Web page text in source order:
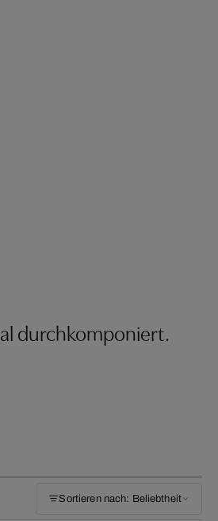
durchkomponiert.
Sortieren nach: Beliebtheit